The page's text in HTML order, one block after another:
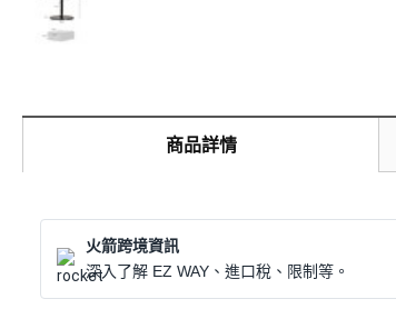
商品詳情
火箭跨境資訊
深入了解 EZ WAY、進口稅、限制等。